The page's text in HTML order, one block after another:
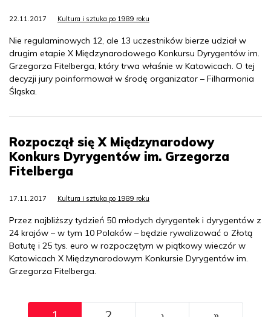
22.11.2017 Kultura i sztuka po 1989 roku
Nie regulaminowych 12, ale 13 uczestników bierze udział w
drugim etapie X Międzynarodowego Konkursu Dyrygentów im.
Grzegorza Fitelberga, który trwa właśnie w Katowicach. O tej
decyzji jury poinformował w środę organizator – Filharmonia
Śląska.
Rozpoczął się X Międzynarodowy
Konkurs Dyrygentów im. Grzegorza
Fitelberga
17.11.2017 Kultura i sztuka po 1989 roku
Przez najbliższy tydzień 50 młodych dyrygentek i dyrygentów z
24 krajów – w tym 10 Polaków – będzie rywalizować o Złotą
Batutę i 25 tys. euro w rozpoczętym w piątkowy wieczór w
Katowicach X Międzynarodowym Konkursie Dyrygentów im.
Grzegorza Fitelberga.
Pagination